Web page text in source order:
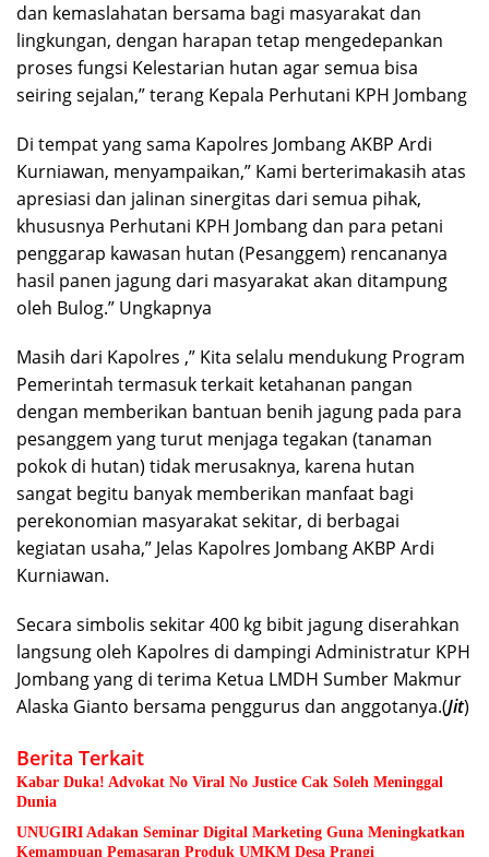
dan kemaslahatan bersama bagi masyarakat dan
lingkungan, dengan harapan tetap mengedepankan
proses fungsi Kelestarian hutan agar semua bisa
seiring sejalan,” terang Kepala Perhutani KPH Jombang
Di tempat yang sama Kapolres Jombang AKBP Ardi
Kurniawan, menyampaikan,” Kami berterimakasih atas
apresiasi dan jalinan sinergitas dari semua pihak,
khususnya Perhutani KPH Jombang dan para petani
penggarap kawasan hutan (Pesanggem) rencananya
hasil panen jagung dari masyarakat akan ditampung
oleh Bulog.” Ungkapnya
Masih dari Kapolres ,” Kita selalu mendukung Program
Pemerintah termasuk terkait ketahanan pangan
dengan memberikan bantuan benih jagung pada para
pesanggem yang turut menjaga tegakan (tanaman
pokok di hutan) tidak merusaknya, karena hutan
sangat begitu banyak memberikan manfaat bagi
perekonomian masyarakat sekitar, di berbagai
kegiatan usaha,” Jelas Kapolres Jombang AKBP Ardi
Kurniawan.
Secara simbolis sekitar 400 kg bibit jagung diserahkan
langsung oleh Kapolres di dampingi Administratur KPH
Jombang yang di terima Ketua LMDH Sumber Makmur
Alaska Gianto bersama penggurus dan anggotanya.(Jit)
Berita Terkait
Kabar Duka! Advokat No Viral No Justice Cak Soleh Meninggal
Dunia
UNUGIRI Adakan Seminar Digital Marketing Guna Meningkatkan
Kemampuan Pemasaran Produk UMKM Desa Prangi